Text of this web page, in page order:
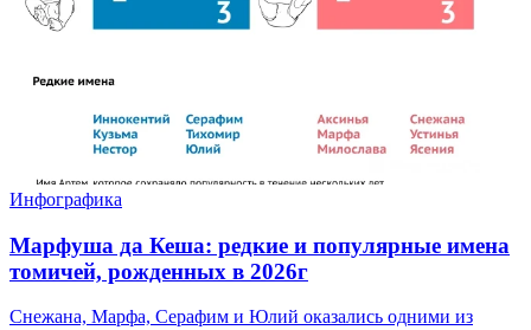
Инфографика
Марфуша да Кеша: редкие и популярные имена
томичей, рожденных в 2026г
Снежана, Марфа, Серафим и Юлий оказались одними из